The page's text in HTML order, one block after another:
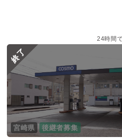
24時間
終了
宮崎県 後継者募集